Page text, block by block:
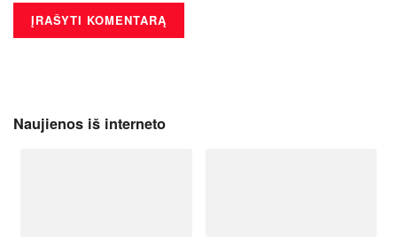
Naujienos iš interneto